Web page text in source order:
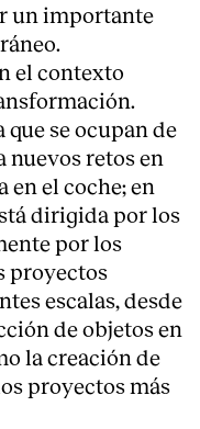
un importante
el contexto
se ocupan de
retos en
en el coche; en
dirigida por los
por los
proyectos
escalas, desde
de objetos en
la creación de
proyectos más